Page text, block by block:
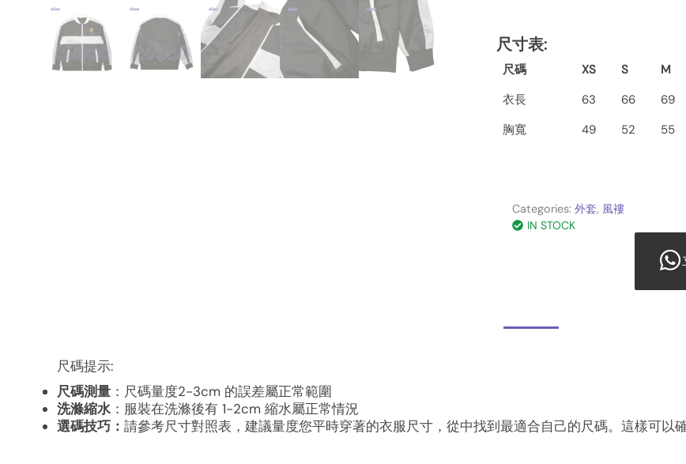
尺寸表:
尺碼 XS S M
衣長
63 66 69
胸寬
49 52 55
Categories: 外套, 風褸
IN STOCK
尺碼提示:
尺碼測量 ：尺碼量度2-3cm 的誤差屬正常範圍
洗滌縮水 ：服裝在洗滌後有 1-2cm 縮水屬正常情況
選碼技巧： 請參考尺寸對照表，建議量度您平時穿著的衣服尺寸，從中找到最適合自己的尺碼。這樣可以